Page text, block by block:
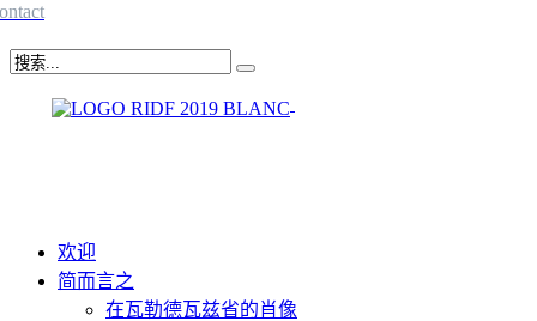
欢迎
简而言之
在瓦勒德瓦兹省的肖像